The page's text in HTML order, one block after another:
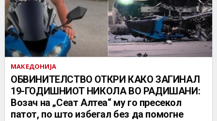
МАКЕДОНИЈА
ОБВИНИТЕЛСТВО ОТКРИ КАКО ЗАГИНАЛ
19-ГОДИШНИОТ НИКОЛА ВО РАДИШАНИ:
Возач на „Сеат Алтеа“ му го пресекол
патот, по што избегал без да помогне